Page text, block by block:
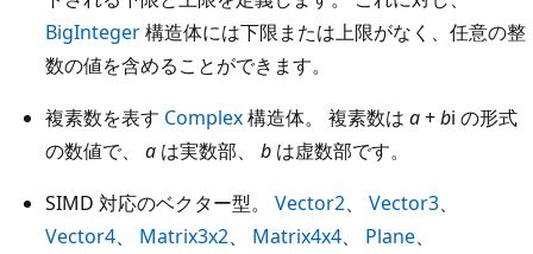
BigInteger構造体には下限または上限がなく、任意の整
数の値を含めることができます。
複素数を表す Complex構造体。 複素数は a+bi の形式
の数値で、 a は実数部、 b は虚数部です。
SIMD 対応のベクター型。 Vector2、 Vector3、
Vector4、 Matrix3x2、 Matrix4x4、 Plane、